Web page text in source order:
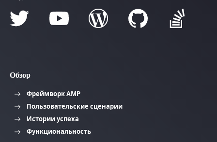
Обзор
Фреймворк AMP
Пользовательские сценарии
Истории успеха
Функциональность